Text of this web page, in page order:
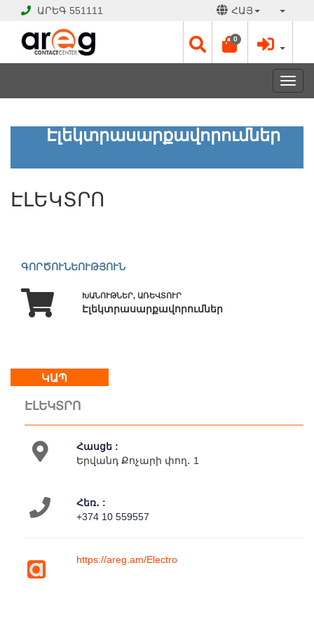
ԱՐԵԳ 551111 ՀԱՅ
0
ԷԼԵԿՏՐՈ
Է
Աշխատանքային
Շբթ
18:00
Կրկ
Մեր
մասին
Կապ
Գործունեություն
Էլեկտրասարքավորումներ
ԷԼԵԿՏՐՈ
ԳՈՐԾՈՒՆԵՈՒԹՅՈՒՆ
ԽԱՆՈՒԹՆԵՐ, ԱՌԵՎՏՈՒՐ
Էլեկտրասարքավորումներ
ԿԱՊ
ԷԼԵԿՏՐՈ
Հասցե :
Երվանդ Քոչարի փող․ 1
Հեռ․ :
+374 10 559557
https://areg.am/Electro